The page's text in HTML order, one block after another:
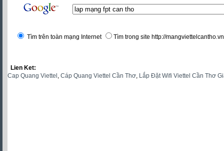
Tìm trên toàn mạng Internet Tìm trong site http://mangviettelcantho.vn
Lien Ket:
Cap Quang Viettel , Cáp Quang Viettel Cần Thơ, Lắp Đặt Wifi Viettel Cần Thơ